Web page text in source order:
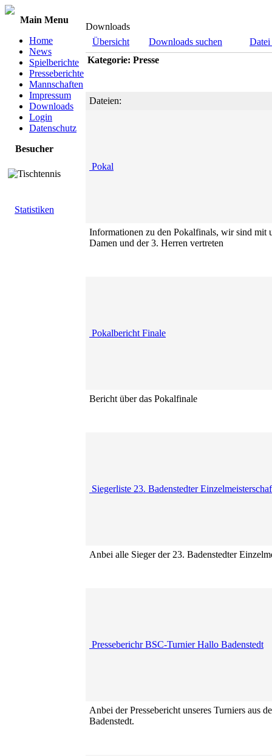
Main Menu
Home
News
Spielberichte
Presseberichte
Mannschaften
Impressum
Downloads
Login
Datenschutz
Besucher
Statistiken
Downloads
Übersicht
Downloads suchen
Datei
Kategorie: Presse
Dateien:
Pokal
Informationen zu den Pokalfinals, wir sind mit
Damen und der 3. Herren vertreten
Pokalbericht Finale
Bericht über das Pokalfinale
Siegerliste 23. Badenstedter
Anbei alle Sieger der 23. Badenstedter
Presseberichr BSC-Turnier Hallo Badenstedt
Anbei der Pressebericht unseres Turniers aus
Badenstedt.